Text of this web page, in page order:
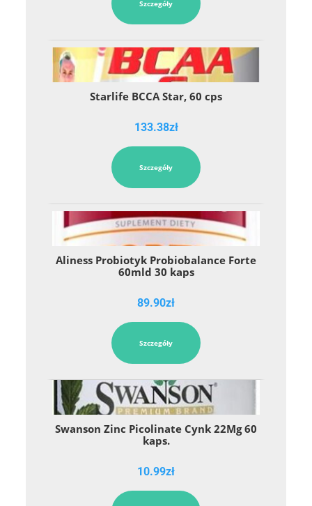
Szczegóły
Starlife BCCA Star, 60 cps
133.38zł
Szczegóły
Aliness Probiotyk Probiobalance Forte
60mld 30 kaps
89.90zł
Szczegóły
Swanson Zinc Picolinate Cynk 22Mg 60
kaps.
10.99zł